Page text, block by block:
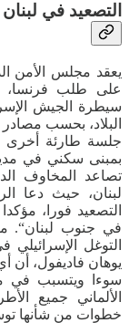
التصعيد في
يعقد مجلس الأمن
على طلب فرنسا،
سيطرة الجيش
البلاد، بحسب
جلسة طارئة أخرى
بمبنى سكني في
تصاعد المخاوف
لبنان، حيث دعا
التصعيد فورا،
في جنوب لبنان“. من
التوغل
يوهان فاديفول، أن
سوءا ويتسبب في
الألماني جميع
خطوات من شأنها